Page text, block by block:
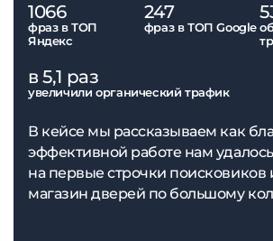
1066
фраз в ТОП
Яндекс
247
фраз в ТОП Google
в 5,1 раз
увеличили органический трафик
В кейсе мы рассказываем как
эффективной работе нам
на первые строчки поисковиков
магазин дверей по большому